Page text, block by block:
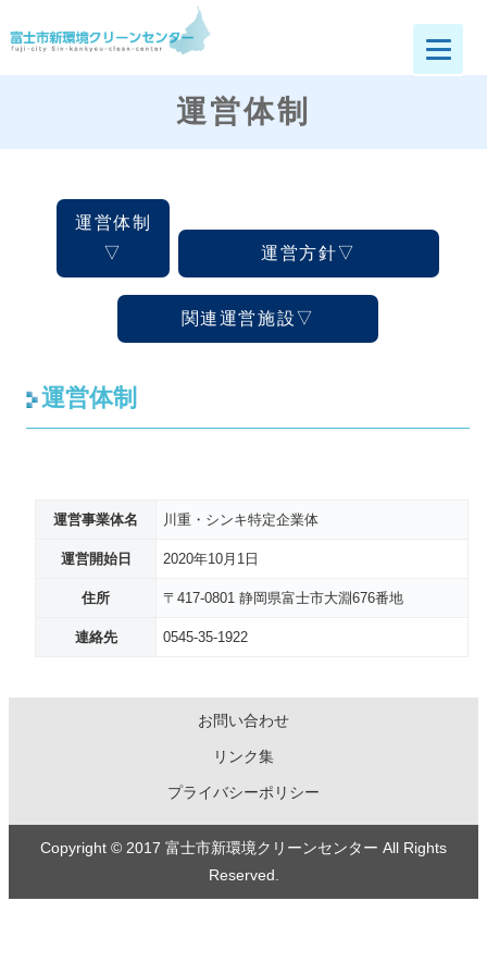
富士市新環境クリーンセンター
運営体制
運営体制
運営方針
関連運営施設
運営体制
運営事業体名 川重・シンキ特定企業体
運営開始日 2020年10月1日
住所 〒417-0801 静岡県富士市大淵676番地
連絡先 0545-35-1922
お問い合わせ
リンク集
プライバシーポリシー
Copyright © 2017 富士市新環境クリーンセンター All Rights
Reserved.